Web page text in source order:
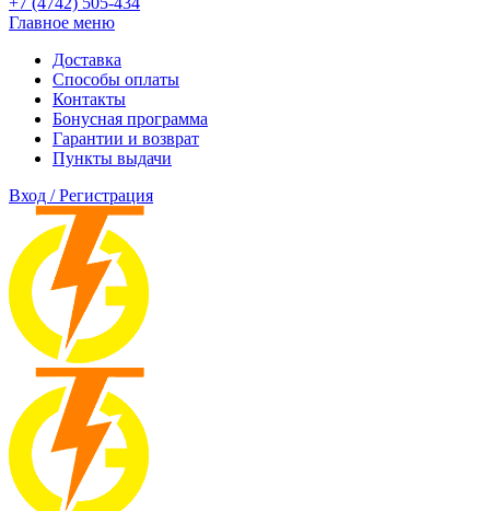
Главное меню
Доставка
Способы оплаты
Контакты
Бонусная программа
Гарантии и возврат
Пункты выдачи
Вход / Регистрация